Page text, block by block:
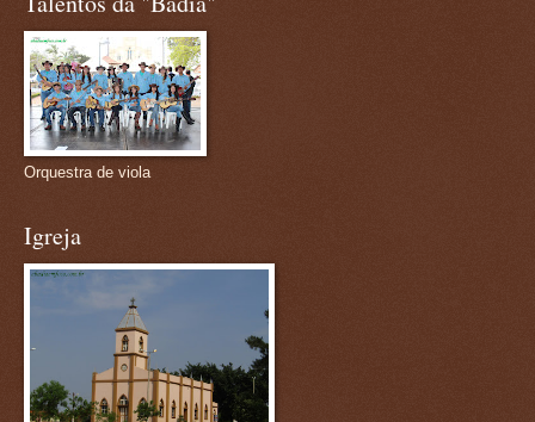
Orquestra de viola
Igreja